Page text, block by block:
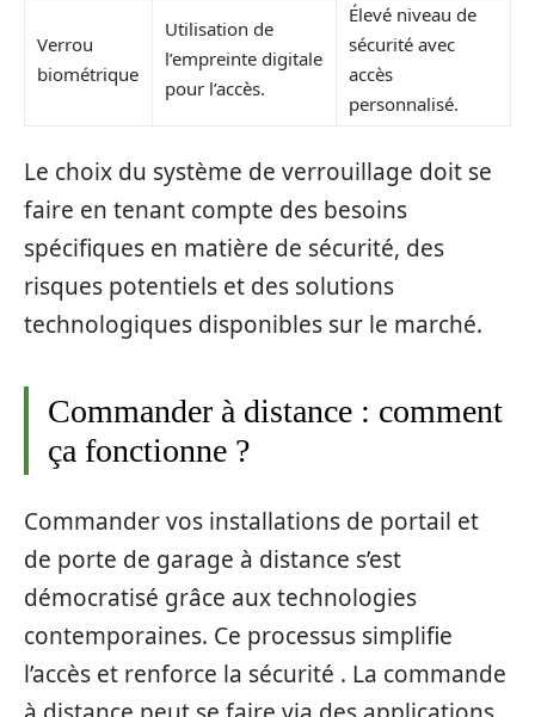
Verrou
biométrique
Utilisation de
l’empreinte digitale
pour l’accès.
Élevé niveau de
sécurité avec
accès
personnalisé.
Le choix du système de verrouillage doit se
faire en tenant compte des besoins
spécifiques en matière de sécurité, des
risques potentiels et des solutions
technologiques disponibles sur le marché.
Commander à distance : comment
ça fonctionne ?
Commander vos installations de portail et
de porte de garage à distance s’est
démocratisé grâce aux technologies
contemporaines. Ce processus simplifie
l’accès et renforce la sécurité . La commande